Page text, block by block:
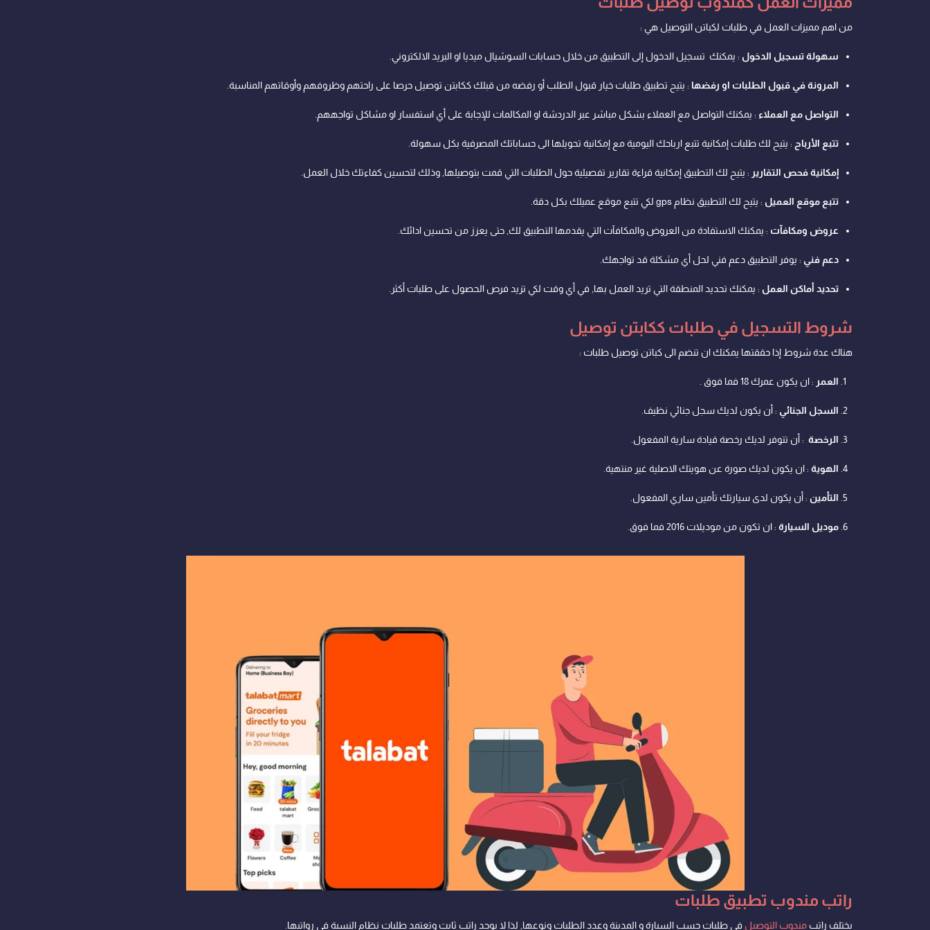
من اهم مميزات العمل في طلبات لكباتن التوصيل هي :
سهولة تسجيل الدخول : يمكنك تسجيل الدخول إلى التطبيق من خلال حسابات السوشيال ميديا او البريد الالكتروني.
المرونة في قبول الطلبات او رفضها : يتيح تطبيق طلبات خيار قبول الطلب أو رفضه من قبلك ككابتن توصيل حرصا على راحتهم وظروفهم وأوقاتهم المناسبة.
التواصل مع العملاء : يمكنك التواصل مع العملاء بشكل مباشر عبر الدردشة او المكالمات للإجابة على أي استفسار او مشاكل تواجههم.
تتبع الأرباح : يتيح لك طلبات إمكانية تتبع ارباحك اليومية مع إمكانية تحويلها الى حساباتك المصرفية بكل سهولة.
إمكانية فحص التقارير : يتيح لك التطبيق إمكانية قراءة تقارير تفصيلية حول الطلبات التي قمت بتوصيلها, وذلك لتحسين كفاءتك خلال العمل.
تتبع موقع العميل : يتيح لك التطبيق نظام gps لكي تتبع موقع عميلك بكل دقة.
عروض ومكافآت : يمكنك الاستفادة من العروض والمكافآت التي يقدمها التطبيق لك, حتى يعزز من تحسين ادائك.
دعم فني : يوفر التطبيق دعم فني لحل أي مشكلة قد تواجهك.
تحديد أماكن العمل : يمكنك تحديد المنطقة التي تريد العمل بها, في أي وقت لكي تزيد فرص الحصول على طلبات أكثر.
شروط التسجيل في طلبات ككابتن توصيل
هناك عدة شروط إذا حققتها يمكنك ان تنضم الى كباتن توصيل طلبات :
العمر : ان يكون عمرك 18 فما فوق .
السجل الجنائي : أن يكون لديك سجل جنائي نظيف.
الرخصة : أن تتوفر لديك رخصة قيادة سارية المفعول.
الهوية : ان يكون لديك صورة عن هويتك الاصلية غير منتهية.
التأمين : أن يكون لدى سيارتك تأمين ساري المفعول.
موديل السيارة : ان تكون من موديلات 2016 فما فوق.
راتب مندوب تطبيق طلبات
يختلف راتب مندوب التوصيل في طلبات حسب السيارة و المدينة وعدد الطلبات ونوعها, لذا لا يوجد راتب ثابت وتعتمد طلبات نظام النسبة في رواتبها.